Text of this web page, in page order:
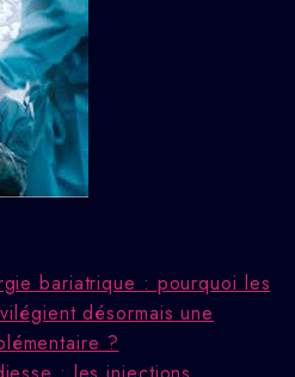
bariatrique : pourquoi les
désormais une
?